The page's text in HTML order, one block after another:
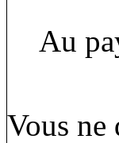
Au
Vous ne